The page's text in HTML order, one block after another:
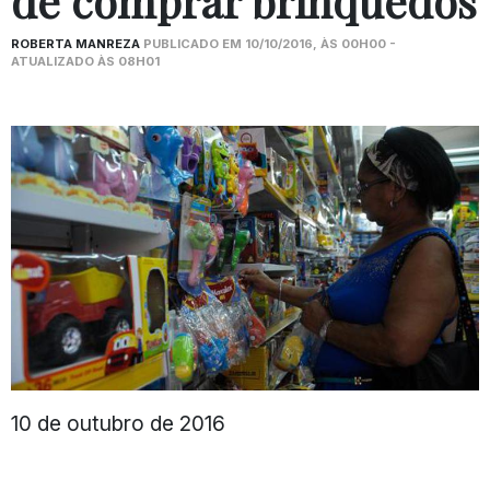
ROBERTA MANREZA PUBLICADO EM 10/10/2016, ÀS 00H00 -
ATUALIZADO ÀS 08H01
10 de outubro de 2016